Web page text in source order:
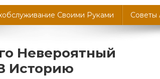
Своими Руками Советы
Невероятный
Историю